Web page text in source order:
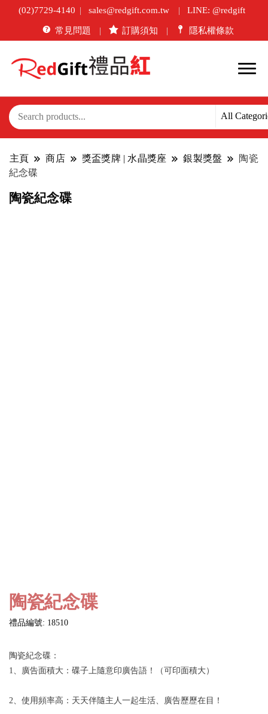
(02)7729-4140 sales@redgift.com.tw LINE: @redgift
常見問題 訂購須知 隱私權條款
主頁 商店 獎盃獎牌 | 水晶獎座 銀製獎盤
陶瓷
紀念碟
陶瓷紀念碟
陶瓷紀念碟
禮品編號: 18510
陶瓷紀念碟：
1、廣告面積大：碟子上隨意印廣告語！（可印面積大）
2、使用頻率高：天天伴隨主人一起生活、廣告歷歷在目！